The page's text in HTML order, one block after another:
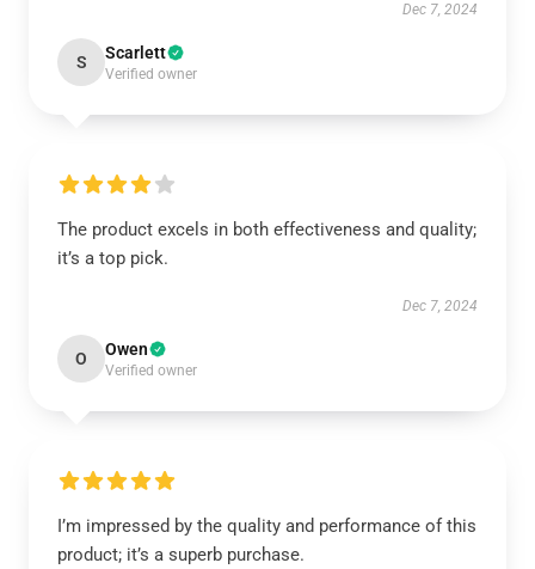
Dec 7, 2024
S Scarlett
Verified owner
The product excels in both effectiveness and quality;
it’s a top pick.
Dec 7, 2024
O Owen
Verified owner
I’m impressed by the quality and performance of this
product; it’s a superb purchase.